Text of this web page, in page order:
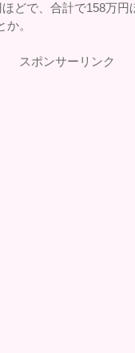
どで、合計で158万円
。
スポンサーリンク